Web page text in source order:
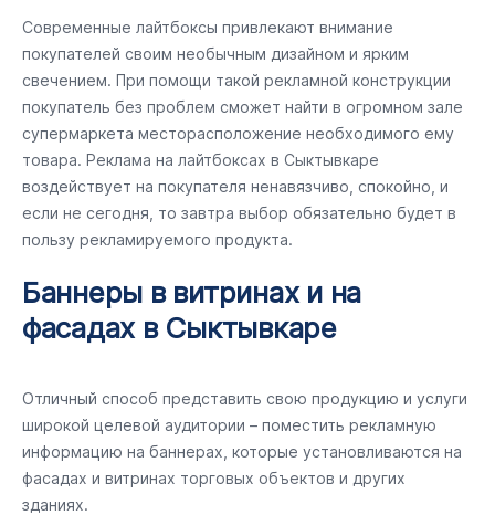
Современные лайтбоксы привлекают внимание
покупателей своим необычным дизайном и ярким
свечением. При помощи такой рекламной конструкции
покупатель без проблем сможет найти в огромном зале
супермаркета месторасположение необходимого ему
товара. Реклама на лайтбоксах в Сыктывкаре
воздействует на покупателя ненавязчиво, спокойно, и
если не сегодня, то завтра выбор обязательно будет в
пользу рекламируемого продукта.
Баннеры в витринах и на
фасадах в Сыктывкаре
Отличный способ представить свою продукцию и услуги
широкой целевой аудитории – поместить рекламную
информацию на баннерах, которые установливаются на
фасадах и витринах торговых объектов и других
зданиях.